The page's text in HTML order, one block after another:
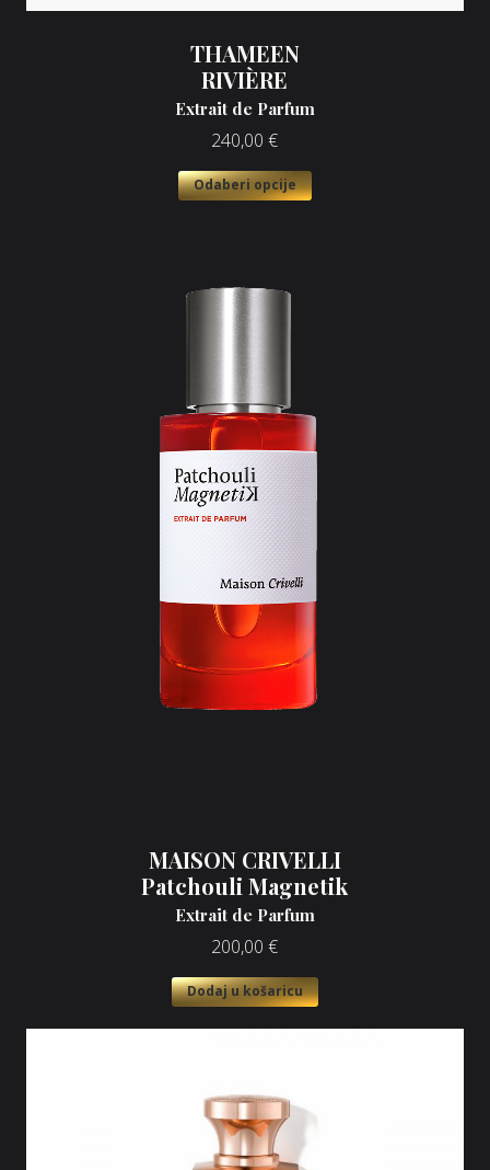
THAMEEN
RIVIÈRE
Extrait de Parfum
240,00 €
Odaberi opcije
MAISON CRIVELLI
Patchouli Magnetik
Extrait de Parfum
200,00 €
Dodaj u košaricu